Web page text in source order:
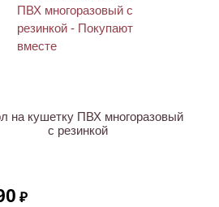
на кушетку ПВХ многоразовый
с резинкой
₽